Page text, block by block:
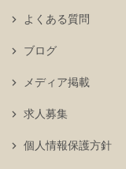
よくある質問
ブログ
メディア掲載
求人募集
個人情報保護方針